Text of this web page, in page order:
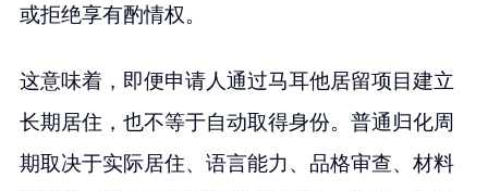
或拒绝享有酌情权。
这意味着，即便申请人通过马耳他居留项目建立
长期居住，也不等于自动取得身份。普通归化周
期取决于实际居住、语言能力、品格审查、材料